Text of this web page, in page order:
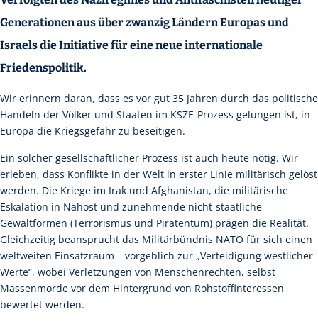
Generationen aus über zwanzig Ländern Europas und
Israels die Initiative für eine neue internationale
Friedenspolitik.
Wir erinnern daran, dass es vor gut 35 Jahren durch das politische
Handeln der Völker und Staaten im KSZE-Prozess gelungen ist, in
Europa die Kriegsgefahr zu beseitigen.
Ein solcher gesellschaftlicher Prozess ist auch heute nötig. Wir
erleben, dass Konflikte in der Welt in erster Linie militärisch gelöst
werden. Die Kriege im Irak und Afghanistan, die militärische
Eskalation in Nahost und zunehmende nicht-staatliche
Gewaltformen (Terrorismus und Piratentum) prägen die Realität.
Gleichzeitig beansprucht das Militärbündnis NATO für sich einen
weltweiten Einsatzraum – vorgeblich zur „Verteidigung westlicher
Werte“, wobei Verletzungen von Menschenrechten, selbst
Massenmorde vor dem Hintergrund von Rohstoffinteressen
bewertet werden.